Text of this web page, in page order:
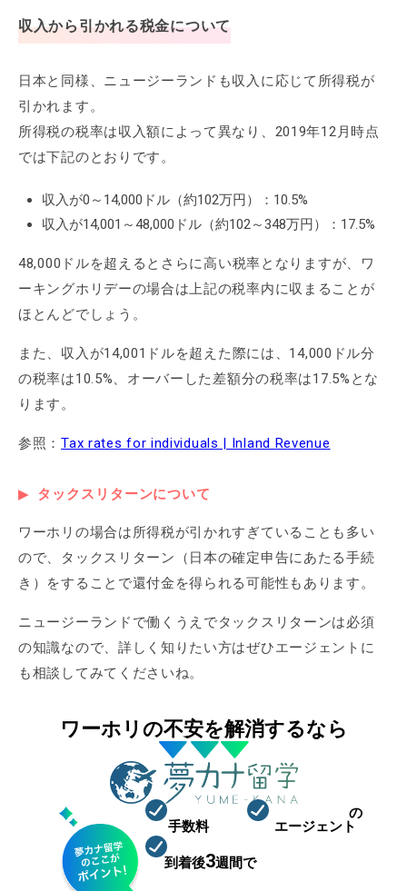
収入から引かれる税金について
日本と同様、ニュージーランドも収入に応じて所得税が
引かれます。
所得税の税率は収入額によって異なり、2019年12月時点
では下記のとおりです。
収入が0～14,000ドル（約102万円）：10.5%
収入が14,001～48,000ドル（約102～348万円）：17.5%
48,000ドルを超えるとさらに高い税率となりますが、ワ
ーキングホリデーの場合は上記の税率内に収まることが
ほとんどでしょう。
また、収入が14,001ドルを超えた際には、14,000ドル分
の税率は10.5%、オーバーした差額分の税率は17.5%とな
ります。
参照：Tax rates for individuals | Inland Revenue
タックスリターンについて
ワーホリの場合は所得税が引かれすぎていることも多い
ので、タックスリターン（日本の確定申告にあたる手続
き）をすることで還付金を得られる可能性もあります。
ニュージーランドで働くうえでタックスリターンは必須
の知識なので、詳しく知りたい方はぜひエージェントに
も相談してみてくださいね。
ワーホリの不安を解消するなら
手数料0 ワーホリ特化 の
エージェント
到着後3週間で98.4